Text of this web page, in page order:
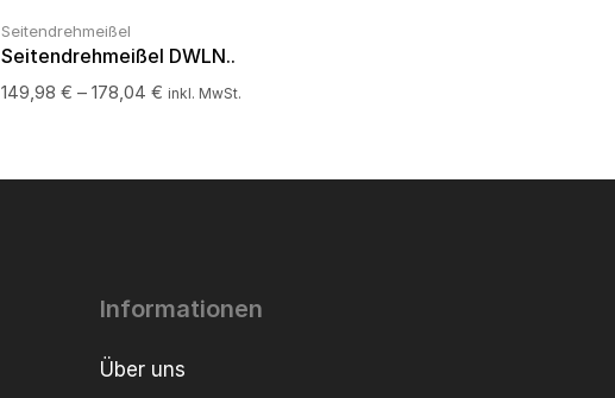
Seitendrehmeißel
Seitendrehmeißel DWLN..
149,98€ –178,04€ inkl. MwSt.
Informationen
Über uns